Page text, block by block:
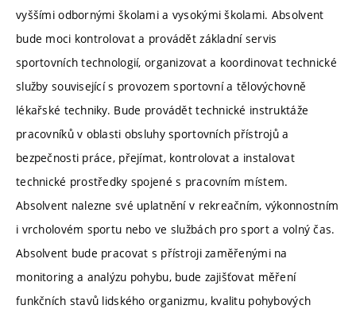
vyššími odbornými školami a vysokými školami. Absolvent
bude moci kontrolovat a provádět základní servis
sportovních technologií, organizovat a koordinovat technické
služby související s provozem sportovní a tělovýchovně
lékařské techniky. Bude provádět technické instruktáže
pracovníků v oblasti obsluhy sportovních přístrojů a
bezpečnosti práce, přejímat, kontrolovat a instalovat
technické prostředky spojené s pracovním místem.
Absolvent nalezne své uplatnění v rekreačním, výkonnostním
i vrcholovém sportu nebo ve službách pro sport a volný čas.
Absolvent bude pracovat s přístroji zaměřenými na
monitoring a analýzu pohybu, bude zajišťovat měření
funkčních stavů lidského organizmu, kvalitu pohybových